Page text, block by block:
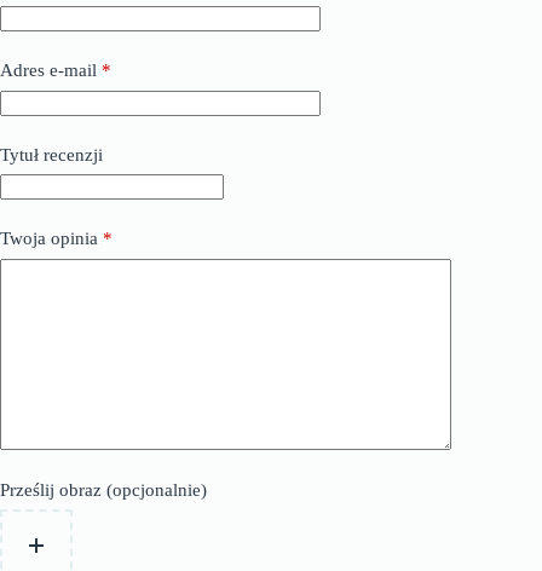
Adres e-mail *
Tytuł recenzji
Twoja opinia *
Prześlij obraz (opcjonalnie)